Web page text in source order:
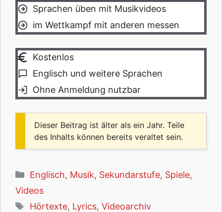
Sprachen üben mit Musikvideos
im Wettkampf mit anderen messen
Kostenlos
Englisch und weitere Sprachen
Ohne Anmeldung nutzbar
Dieser Beitrag ist älter als ein Jahr. Teile
des Inhalts können bereits veraltet sein.
Kategorien
Englisch, Musik, Sekundarstufe, Spiele,
Videos
Schlagwörter
Hörtexte, Lyrics, Videoarchiv